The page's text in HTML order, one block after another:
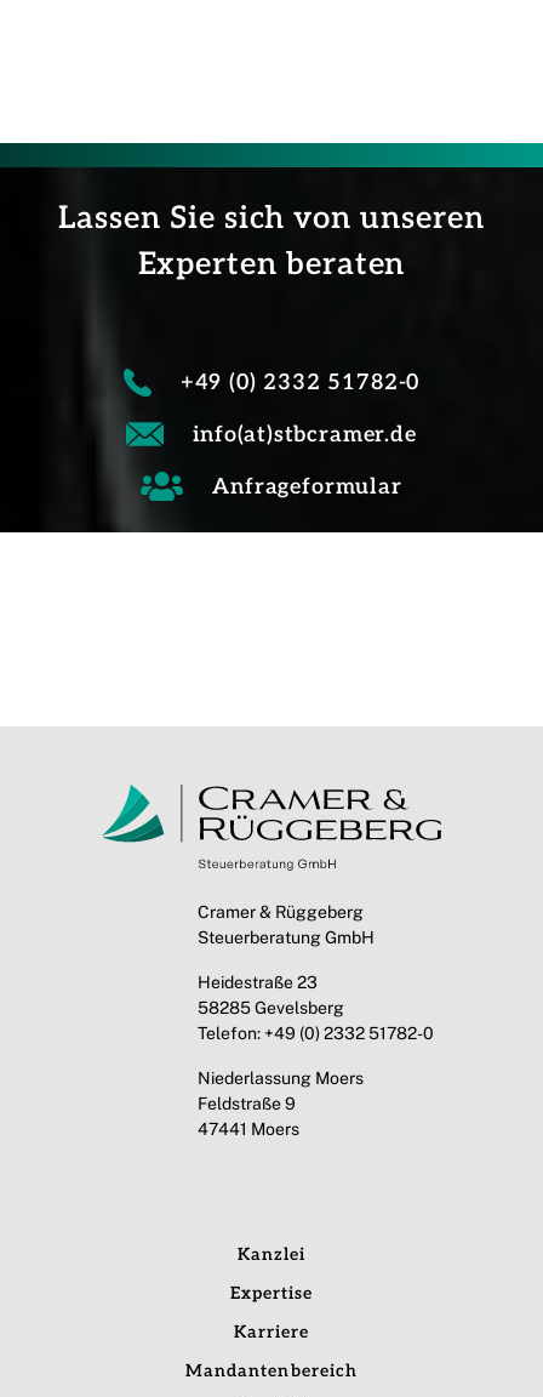
Lassen Sie sich von unseren
Experten beraten
+49 (0) 2332 51782-0
info(at)stbcramer.de
Anfrageformular
Cramer & Rüggeberg
Steuerberatung GmbH
Heidestraße 23
58285 Gevelsberg
Telefon: +49 (0) 2332 51782-0
Niederlassung Moers
Feldstraße 9
47441 Moers
Kanzlei
Expertise
Karriere
Mandantenbereich